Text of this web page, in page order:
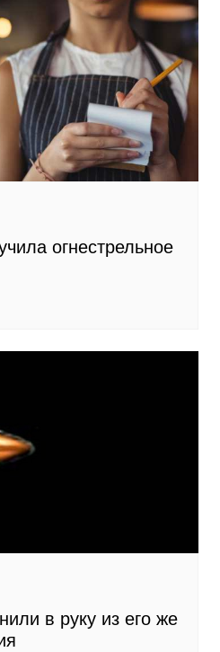
огнестрельное
в руку из его же